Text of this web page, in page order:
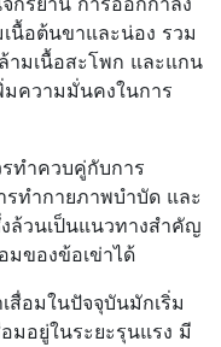
นื้อต้นขาและน่อง รวม
ามเนื้อสะโพก และแกน
มความมั่นคงในการ
รทำควบคู่กับการ
ทำกายภาพบำบัด และ
ล้วนเป็นแนวทางสำคัญ
อมของข้อเข่าได้
สื่อมในปัจจุบันมักเริ่ม
มอยู่ในระยะรุนแรง มี